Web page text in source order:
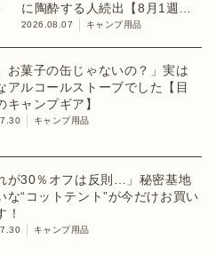
に陶酔する人続出【8月1週ラ
ンキング】
2026.08.07 キャンプ用品
お菓子の缶じゃないの？」実は
アルコールストーブでした【目
キャンプギア】
キャンプ用品
が30％オフは反則…」秘密基地
な“コットテント”が今だけお買い
！
キャンプ用品